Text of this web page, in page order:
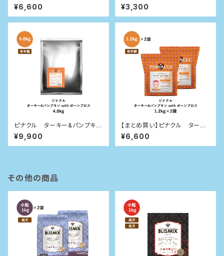
&パンプキン with サーモン ボ
ーン ブロス 1.2kg×2袋
¥6,600
with ボーンブロス 1.2kg
¥3,300
ピナクル ターキー&パンプキン
with ボーンブロス 4.0kg
¥9,900
【まとめ買い】ピナクル ターキ
ー&パンプキン with ボーンブロ
ス 1.2kg×2袋
¥6,600
その他の商品